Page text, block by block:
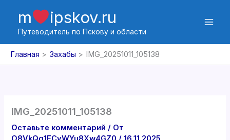
содержимому
m ipskov.ru
Путеводитель по Пскову и области
Главная Захабы IMG_20251011_105138
IMG_20251011_105138
Оставьте комментарий / От